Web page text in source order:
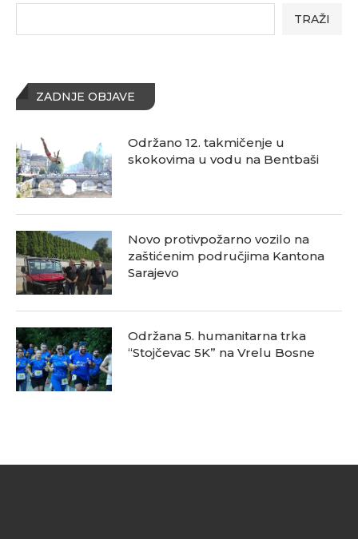
TRAŽI
ZADNJE OBJAVE
Održano 12. takmičenje u
skokovima u vodu na Bentbaši
Novo protivpožarno vozilo na
zaštićenim područjima Kantona
Sarajevo
Održana 5. humanitarna trka
“Stojčevac 5K” na Vrelu Bosne